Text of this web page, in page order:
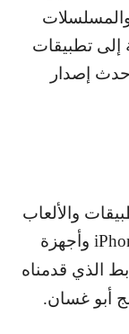
والمسلسلات
إلى تطبيقات
إصدار
والألعاب
وأجهزة
الذي قدمناه
أبو غسان.